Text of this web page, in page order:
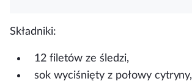
Składniki:
12 filetów ze śledzi,
sok wyciśnięty z połowy cytryny,